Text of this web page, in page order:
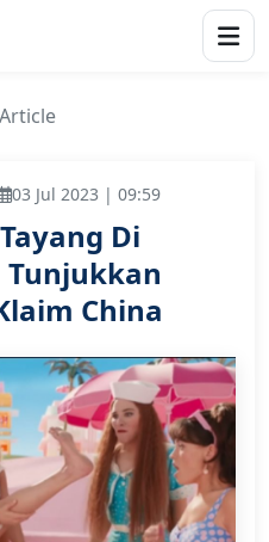
Article
03 Jul 2023 | 09:59
Di
China